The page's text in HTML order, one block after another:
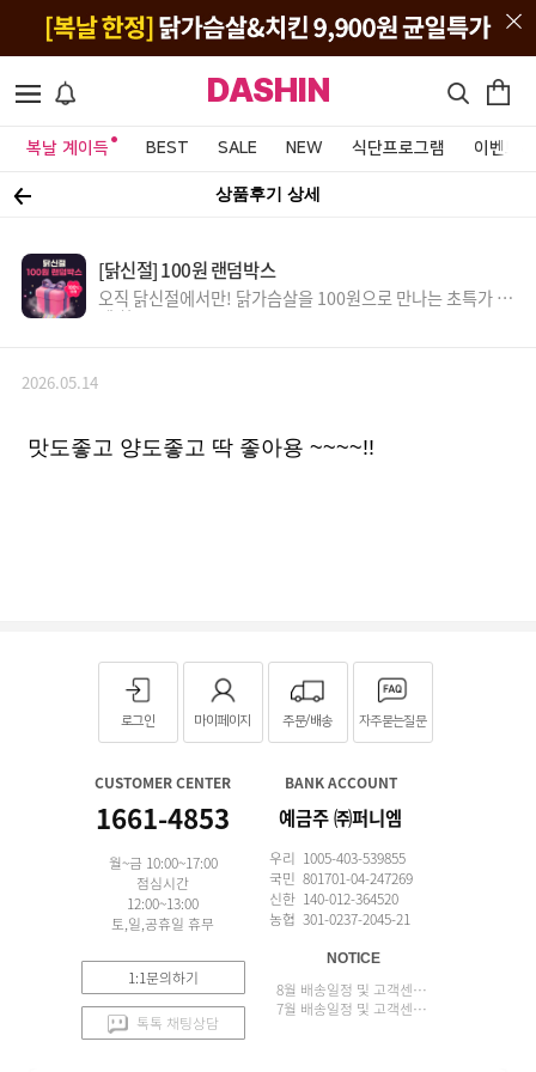
DASHIN
복날 계이득 BEST SALE NEW 식단프로그램 이벤트&
상품후기 상세
[닭신절] 100원 랜덤박스
오직 닭신절에서만! 닭가슴살을 100원으로 만나는 초특가 득
템 찬스!
2026.05.14
맛도좋고 양도좋고 딱 좋아용 ~~~~!!
로그인 마이페이지 주문/배송 자주묻는질문
CUSTOMER CENTER
1661-4853
월~금 10:00~17:00
점심시간
12:00~13:00
토,일,공휴일 휴무
1:1문의하기
톡톡 채팅상담
BANK ACCOUNT
예금주 ㈜퍼니엠
우리 1005-403-539855
국민 801701-04-247269
신한 140-012-364520
농협 301-0237-2045-21
NOTICE
8월 배송일정 및 고객센터 업무 안내
7월 배송일정 및 고객센터 업무 안내